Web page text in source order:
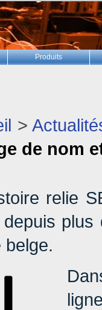
Produits
>
de nom
relie
belge.